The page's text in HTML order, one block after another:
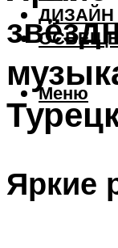
ДИЗАЙН
Меню
Яркие